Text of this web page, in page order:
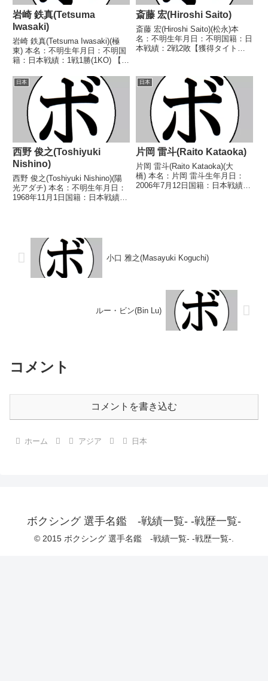
岩崎 鉄真(Tetsuma
Iwasaki)
岩崎 鉄真(Tetsuma Iwasaki)(極
東) 本名：不明生年月日：不明国
籍：日本戦績：1戦1勝(1KO) 【獲
1975/01/08 ○1RKO 柳田 佐啓
(新日本宇都宮) 【補足情報】・
BoxRecには選手...
斎藤 宏(Hiroshi Saito)
斎藤 宏(Hiroshi Saito)(松永)本
名：不明生年月日：不明国籍：日
本戦績：2戦2敗【獲得タイト
ズ)1949/03/05 ●2RTKO 長岡
豊(東協)【補足情報】...
日本
西野 俊之(Toshiyuki
Nishino)
西野 俊之(Toshiyuki Nishino)(陽
光アダチ) 本名：不明生年月日：
1968年11月1日国籍：日本戦績：
ダ) 【補足情報...
日本
片岡 雷斗(Raito Kataoka)
片岡 雷斗(Raito Kataoka)(大
橋) 本名：片岡 雷斗生年月日：
2006年7月12日国籍：日本戦績：
小口 雅之(Masayuki Koguchi)
ルー・ビン(Bin Lu)
コメント
コメントを書き込む
ホーム アジア 日本
ボクシング 選手名鑑 -戦績一覧- -戦歴一覧-
© 2015 ボクシング 選手名鑑 -戦績一覧- -戦歴一覧-.